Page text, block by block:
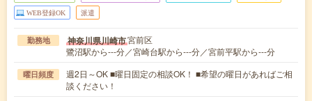
WEB登録OK 派遣
勤務地 神奈川県川崎市宮前区
鷺沼駅から---分／宮崎台駅から---分／宮前平駅から---分
曜日頻度
週2日～OK ■曜日固定の相談OK！ ■希望の曜日があればご相
談ください！